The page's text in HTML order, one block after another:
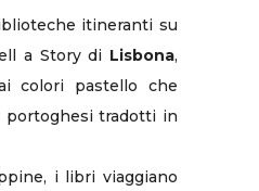
itineranti su
a Story di Lisbona,
colori pastello che
tradotti in
i libri viaggiano